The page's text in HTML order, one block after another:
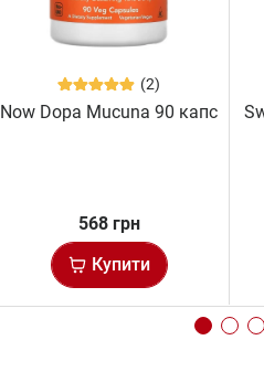
(2)
Now Dopa Mucuna 90 капс
568 грн
Купити